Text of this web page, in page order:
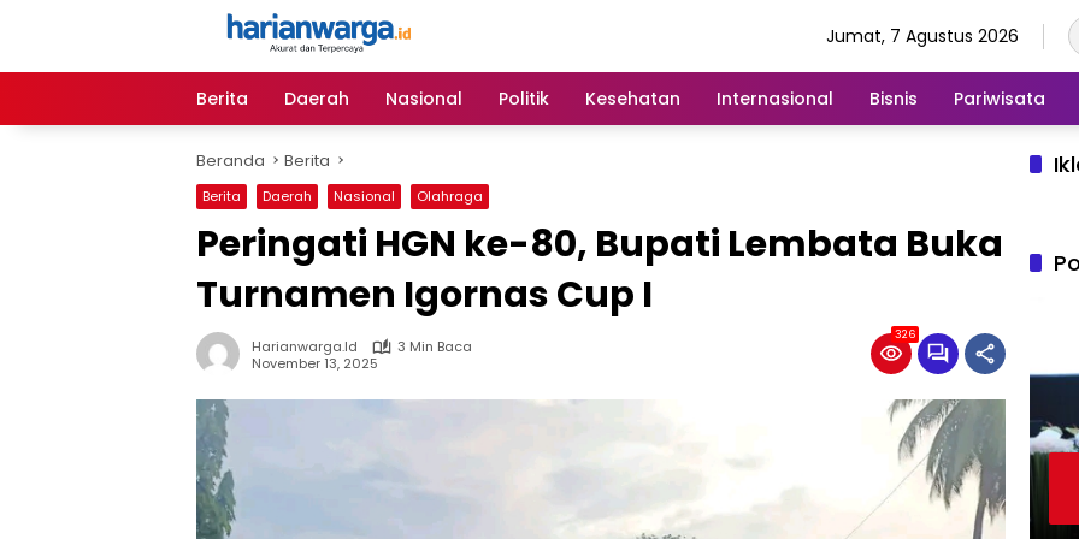
Jumat, 7 Agustus 2026
Berita Daerah Nasional Politik Kesehatan Internasional Bisnis Pariwisata
Beranda Berita
Berita Daerah Nasional Olahraga
Peringati HGN ke-80, Bupati Lembata Buka
Turnamen Igornas Cup I
Harianwarga.id
3 Min Baca
November 13, 2025
326